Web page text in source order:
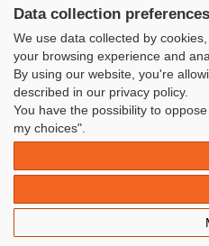
Data collection preferences
We use data collected by
your browsing experience and
By using our website, you're
described in our privacy policy.
You have the possibility to
my choices".